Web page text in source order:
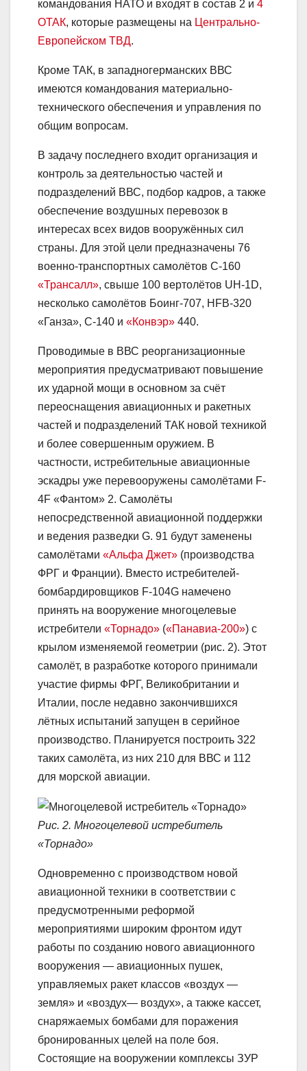
командования НАТО и входят в состав 2 и 4
ОТАК, которые размещены на Центрально-
Европейском ТВД.
Кроме ТАК, в западногерманских ВВС
имеются командования материально-
технического обеспечения и управления по
общим вопросам.
В задачу последнего входит организация и
контроль за деятельностью частей и
подразделений ВВС, подбор кадров, а также
обеспечение воздушных перевозок в
интересах всех видов вооружённых сил
страны. Для этой цели предназначены 76
военно-транспортных самолётов С-160
«Трансалл», свыше 100 вертолётов UH-1D,
несколько самолётов Боинг-707, HFB-320
«Ганза», С-140 и «Конвэр» 440.
Проводимые в ВВС реорганизационные
мероприятия предусматривают повышение
их ударной мощи в основном за счёт
переоснащения авиационных и ракетных
частей и подразделений ТАК новой техникой
и более совершенным оружием. В
частности, истребительные авиационные
эскадры уже перевооружены самолётами F-
4F «Фантом» 2. Самолёты
непосредственной авиационной поддержки
и ведения разведки G. 91 будут заменены
самолётами «Альфа Джет» (производства
ФРГ и Франции). Вместо истребителей-
бомбардировщиков F-104G намечено
принять на вооружение многоцелевые
истребители «Торнадо» («Панавиа-200») с
крылом изменяемой геометрии (рис. 2). Этот
самолёт, в разработке которого принимали
участие фирмы ФРГ, Великобритании и
Италии, после недавно закончившихся
лётных испытаний запущен в серийное
производство. Планируется построить 322
таких самолёта, из них 210 для ВВС и 112
для морской авиации.
Рис. 2. Многоцелевой истребитель
«Торнадо»
Одновременно с производством новой
авиационной техники в соответствии с
предусмотренными реформой
мероприятиями широким фронтом идут
работы по созданию нового авиационного
вооружения — авиационных пушек,
управляемых ракет классов «воздух —
земля» и «воздух— воздух», а также кассет,
снаряжаемых бомбами для поражения
бронированных целей на поле боя.
Состоящие на вооружении комплексы ЗУР